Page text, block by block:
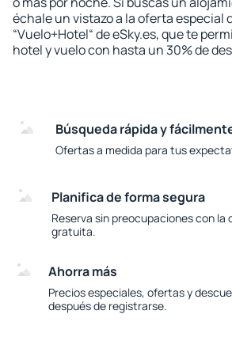
échale un vistazo a la oferta especial
“Vuelo+Hotel“ de eSky.es, que te
hotel y vuelo con hasta un 30% de
Búsqueda rápida y
Ofertas a medida para tus
Planifica de forma segura
Reserva sin preocupaciones con
gratuita.
Ahorra más
Precios especiales, ofertas y
después de registrarse.